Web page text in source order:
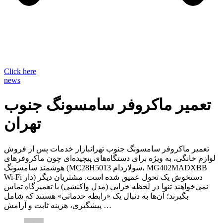
Click here
news
تعمیر ماکروفر سامسونگ جنوب
تهران
تعمیر ماکروفر سامسونگ جنوب تهرانبازار خدمات پس از فروش
لوازم خانگی، به ویژه برای دستگاه‌های پیچیده‌ای چون ماکروفرهای
هوشمند سامسونگ (MC28H5013 سولاردام، MG402MADXBB
Wi-Fi دار) دستخوش یک تحول عمیق شده است. مشتریان دیگر
نمی‌خواهند تنها در لحظه خرابی (مدل واکنشی) با تعمیرگاه تماس
بگیرند؛ آن‌ها به دنبال یک «رابطه خدماتی» هستند که شامل
پیشگیری، هزینه ثابت و آرامش …